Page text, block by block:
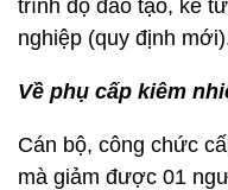
trình độ đào tạo, kể
nghiệp (quy định
Về phụ cấp kiêm
Cán bộ, công chức
mà giảm được 01